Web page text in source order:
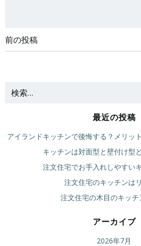
投
ナ
ゲ
前の投稿
ビ
ゲ
ー
シ
ョ
ン
最近の投稿
アイランドキッチンで後悔する？メリッ
キッチンは対面型と壁付け型
注文住宅でお手入れしやすい
注文住宅のキッチンは
注文住宅の木目のキッ
アーカイブ
2026年7月